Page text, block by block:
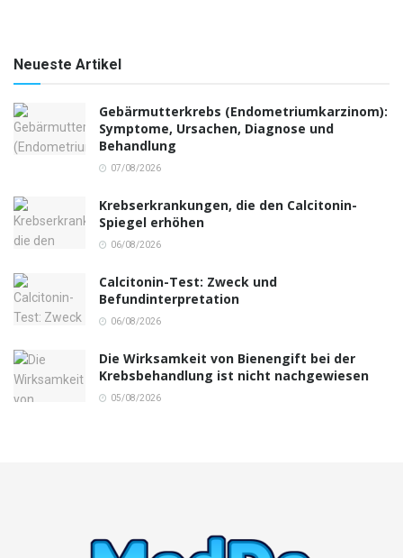
Neueste Artikel
Gebärmutterkrebs (Endometriumkarzinom):
Symptome, Ursachen, Diagnose und
Behandlung
07/08/2026
Krebserkrankungen, die den Calcitonin-
Spiegel erhöhen
06/08/2026
Calcitonin-Test: Zweck und
Befundinterpretation
06/08/2026
Die Wirksamkeit von Bienengift bei der
Krebsbehandlung ist nicht nachgewiesen
05/08/2026